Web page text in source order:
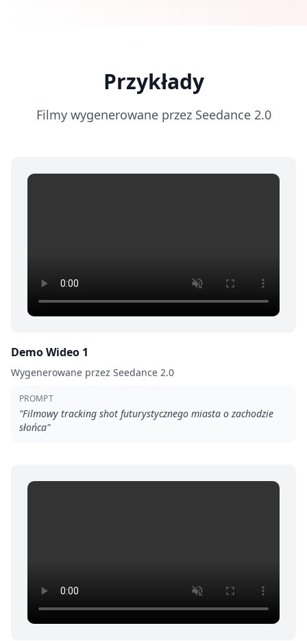
Przykłady
Filmy wygenerowane przez Seedance 2.0
Demo Wideo 1
Wygenerowane przez Seedance 2.0
PROMPT
"Filmowy tracking shot futurystycznego miasta o zachodzie
słońca"